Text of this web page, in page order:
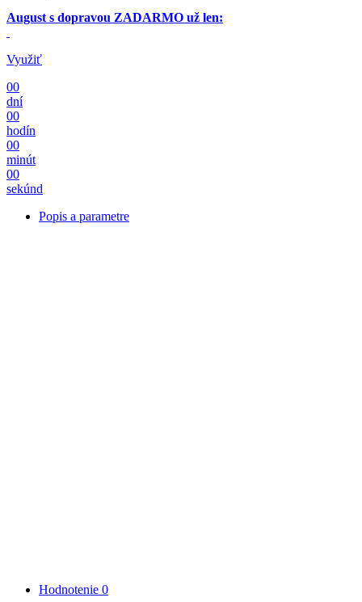
August s dopravou ZADARMO už len:
Využiť
00
dní
00
hodín
00
minút
00
sekúnd
Popis a parametre
Hodnotenie 0